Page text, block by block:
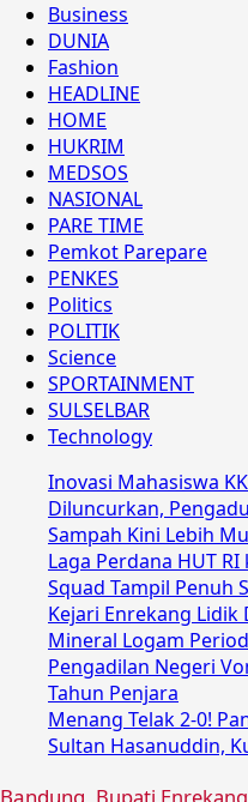
Business
DUNIA
Fashion
HEADLINE
HOME
HUKRIM
MEDSOS
NASIONAL
PARE TIME
Pemkot Parepare
PENKES
Politics
POLITIK
Science
SPORTAINMENT
SULSELBAR
Technology
Inovasi Mahasiswa
Diluncurkan,
Sampah Kini Lebih
Laga Perdana HUT
Squad Tampil Penuh
Kejari Enrekang
Mineral Logam
Pengadilan Negeri
Tahun Penjara
Menang Telak 2-0!
Sultan Hasanuddin,